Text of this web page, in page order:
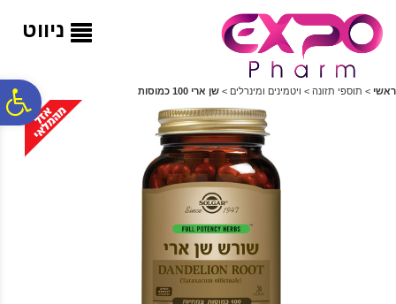
ניווט
ראשי > תוספי תזונה > ויטמינים ומינרלים > שן ארי 100 כמוסות